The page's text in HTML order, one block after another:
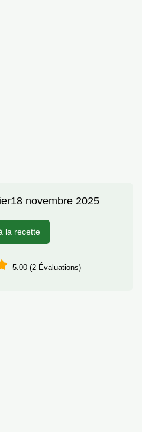
18 novembre 2025
la recette
5.00 (2 Évaluations)